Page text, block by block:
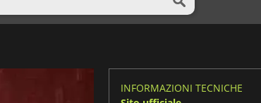
INFORMAZIONI TECNICHE